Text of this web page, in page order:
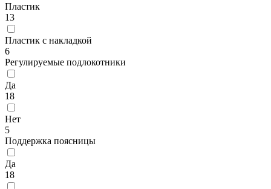
Пластик
13
Пластик с накладкой
6
Регулируемые подлокотники
Да
18
Нет
5
Поддержка поясницы
Да
18